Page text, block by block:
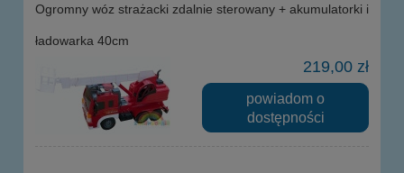
Ogromny wóz strażacki zdalnie sterowany + akumulatorki i
ładowarka 40cm
219,00 zł
powiadom o
dostępności